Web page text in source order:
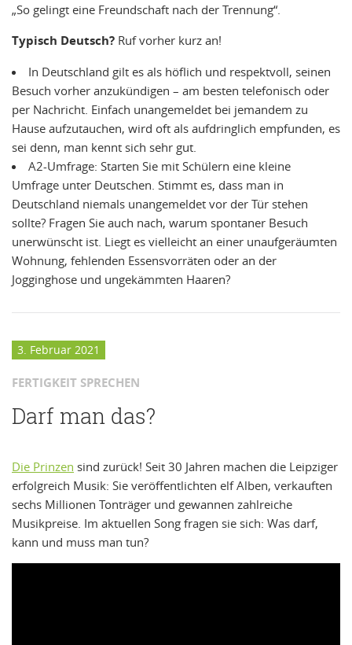
„So gelingt eine Freundschaft nach der Trennung“.
Typisch Deutsch? Ruf vorher kurz an!
In Deutschland gilt es als höflich und respektvoll, seinen
Besuch vorher anzukündigen – am besten telefonisch oder
per Nachricht. Einfach unangemeldet bei jemandem zu
Hause aufzutauchen, wird oft als aufdringlich empfunden, es
sei denn, man kennt sich sehr gut.
A2-Umfrage: Starten Sie mit Schülern eine kleine
Umfrage unter Deutschen. Stimmt es, dass man in
Deutschland niemals unangemeldet vor der Tür stehen
sollte? Fragen Sie auch nach, warum spontaner Besuch
unerwünscht ist. Liegt es vielleicht an einer unaufgeräumten
Wohnung, fehlenden Essensvorräten oder an der
Jogginghose und ungekämmten Haaren?
3. Februar 2021
FERTIGKEIT SPRECHEN
Darf man das?
Die Prinzen sind zurück! Seit 30 Jahren machen die Leipziger
erfolgreich Musik: Sie veröffentlichten elf Alben, verkauften
sechs Millionen Tonträger und gewannen zahlreiche
Musikpreise. Im aktuellen Song fragen sie sich: Was darf,
kann und muss man tun?